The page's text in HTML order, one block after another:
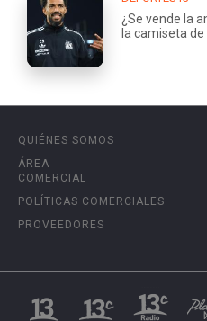
¿Se vende la
la camiseta
QUIÉNES SOMOS
ÁREA
COMERCIAL
POLÍTICAS COMERCIALES
PROVEEDORES